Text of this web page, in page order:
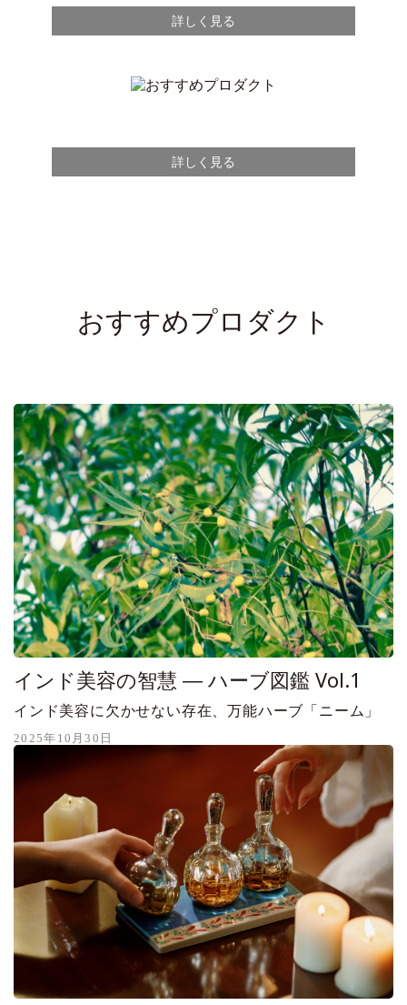
詳しく見る
詳しく見る
おすすめプロダクト
インド美容の智慧 ― ハーブ図鑑 Vol.1
インド美容に欠かせない存在、万能ハーブ「ニーム」
2025年10月30日